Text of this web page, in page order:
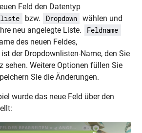
Feld den Datentyp
bzw. Dropdown
wählen und
neu angelegte Liste.
Feldname
des neuen Feldes,
ist der Dropdownlisten-Name, den Sie
sehen. Weitere Optionen füllen Sie
Sie die Änderungen.
wurde das neue Feld über den